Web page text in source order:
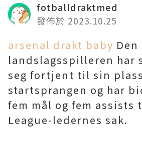
fotballdraktmed
發佈於 2023.10.25
arsenal drakt baby
landslagsspilleren har
seg fortjent til sin
startsprangen og har
fem mål og fem assists
League-ledernes sak.